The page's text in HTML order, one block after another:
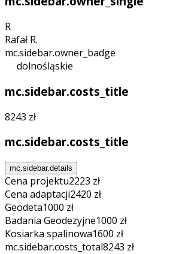
R
Rafał R.
mc.sidebar.owner_badge
dolnośląskie
mc.sidebar.costs_title
8243 zł
mc.sidebar.costs_title
mc.sidebar.details
Cena projektu2223 zł
Cena adaptacji2420 zł
Geodeta1000 zł
Badania Geodezyjne1000 zł
Kosiarka spalinowa1600 zł
mc.sidebar.costs_total8243 zł